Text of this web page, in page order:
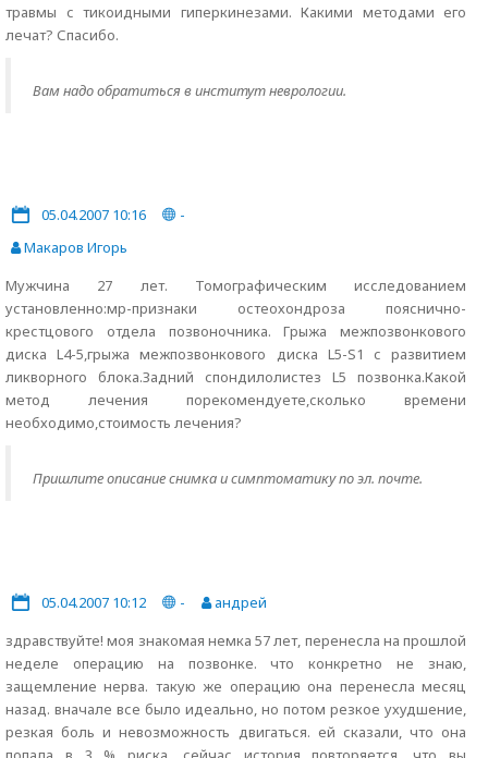
травмы с тикоидными гиперкинезами. Какими методами его
лечат? Спасибо.
Вам надо обратиться в институт неврологии.
05.04.2007 10:16
-
Макаров Игорь
Мужчина 27 лет. Томографическим исследованием
установленно:мр-признаки остеохондроза пояснично-
крестцового отдела позвоночника. Грыжа межпозвонкового
диска L4-5,грыжа межпозвонкового диска L5-S1 с развитием
ликворного блока.Задний спондилолистез L5 позвонка.Какой
метод лечения порекомендуете,сколько времени
необходимо,стоимость лечения?
Пришлите описание снимка и симптоматику по эл. почте.
05.04.2007 10:12 -
андрей
здравствуйте! моя знакомая немка 57 лет, перенесла на прошлой
неделе операцию на позвонке. что конкретно не знаю,
защемление нерва. такую же операцию она перенесла месяц
назад. вначале все было идеально, но потом резкое ухудшение,
резкая боль и невозможность двигаться. ей сказали, что она